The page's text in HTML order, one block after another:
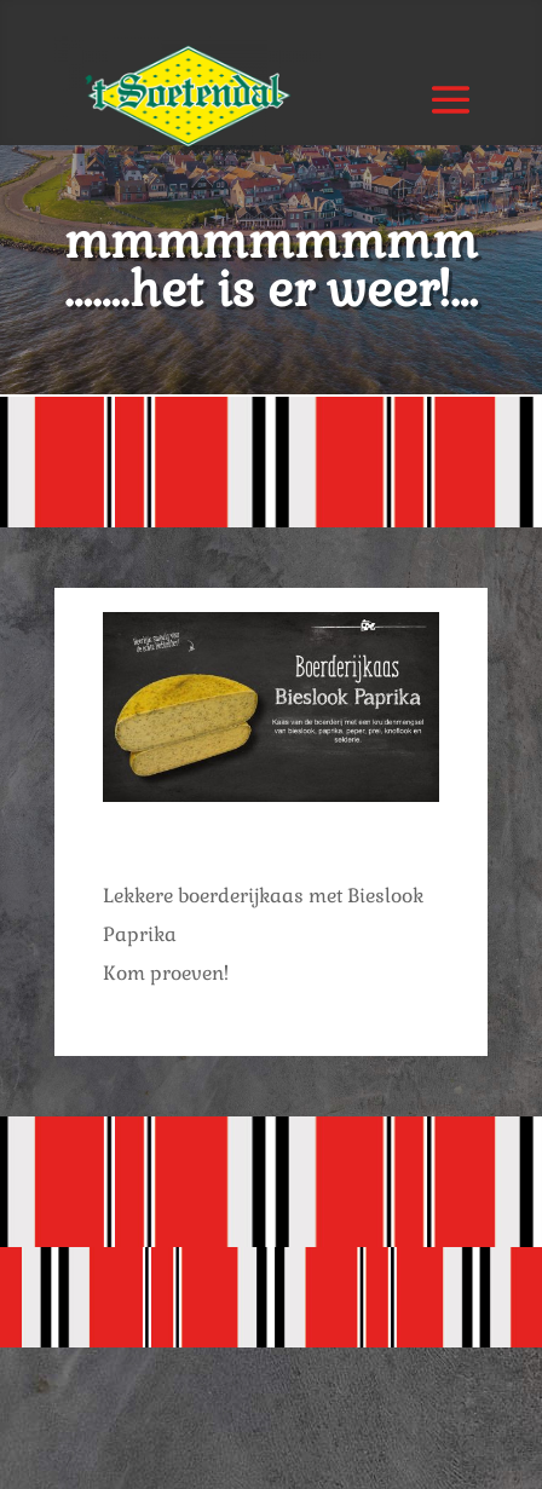
mmmmmmmmm
…….het is er weer!…
Lekkere boerderijkaas met Bieslook
Paprika
Kom proeven!